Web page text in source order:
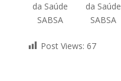
da Saúde
SABSA
da Saúde
SABSA
Post Views: 67